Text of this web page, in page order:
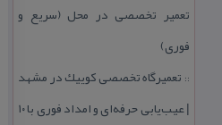
تعمیر تخصصی در محل (سریع و
فوری)
:: تعمیرگاه تخصصی كوییك در مشهد
| عیب‌یابی حرفه‌ای و امداد فوری با ۱۰